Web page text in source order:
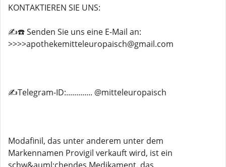
KONTAKTIEREN SIE UNS:
✍️☎️ Senden Sie uns eine E-Mail an:
>>>>apothekemitteleuropaisch@gmail.com
✍️Telegram-ID:............. @mitteleuropaisch
Modafinil, das unter anderem unter dem
Markennamen Provigil verkauft wird, ist ein